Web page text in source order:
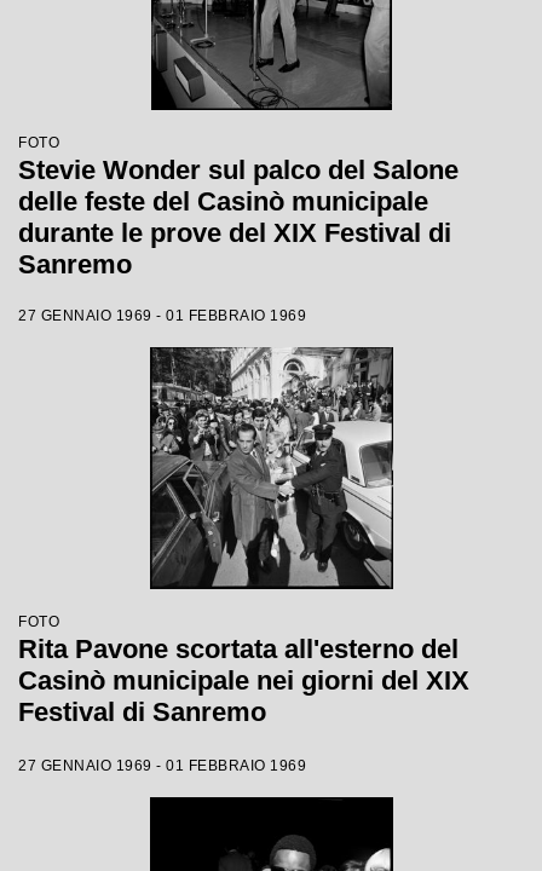
FOTO
Stevie Wonder sul palco del Salone
delle feste del Casinò municipale
durante le prove del XIX Festival di
Sanremo
27 GENNAIO 1969 - 01 FEBBRAIO 1969
FOTO
Rita Pavone scortata all'esterno del
Casinò municipale nei giorni del XIX
Festival di Sanremo
27 GENNAIO 1969 - 01 FEBBRAIO 1969